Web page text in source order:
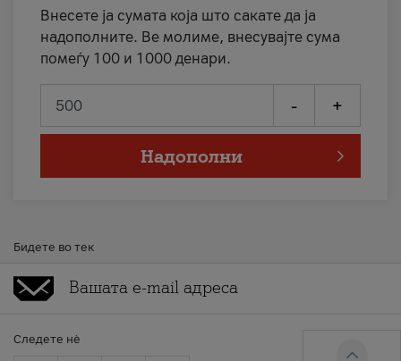
Внесете ја сумата која што сакате да ја
надополните. Ве молиме, внесувајте сума
помеѓу 100 и 1000 денари.
- +
Надополни
Бидете во тек
Следете нè